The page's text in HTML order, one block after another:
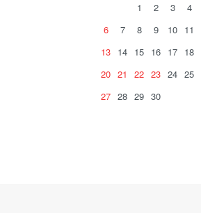
1
2 3 4
6
7 8 9 10 11
13 14 15 16 17 18
20 21 22 23 24 25
27 28 29 30